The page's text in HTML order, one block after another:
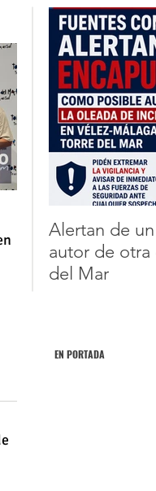
Alertan de
autor de otra
del Mar
EN PORTADA